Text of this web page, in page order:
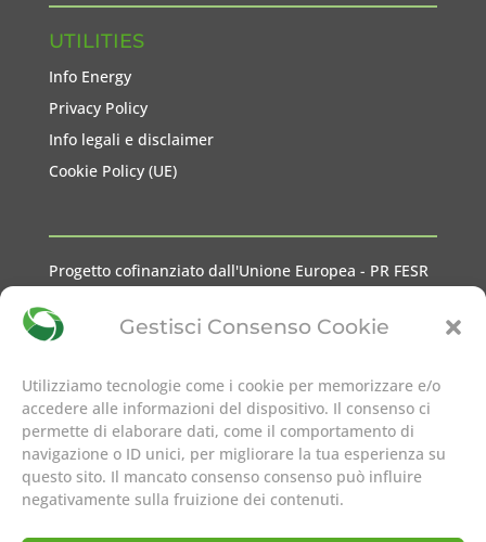
Gestisci Consenso Cookie
Utilizziamo tecnologie come i cookie per memorizzare e/o
accedere alle informazioni del dispositivo. Il consenso ci
permette di elaborare dati, come il comportamento di
navigazione o ID unici, per migliorare la tua esperienza su
questo sito. Il mancato consenso consenso può influire
negativamente sulla fruizione dei contenuti.
UTILITIES
Info Energy
Privacy Policy
Info legali e disclaimer
Cookie Policy (UE)
Progetto cofinanziato dall'Unione Europea - PR FESR
seguici su